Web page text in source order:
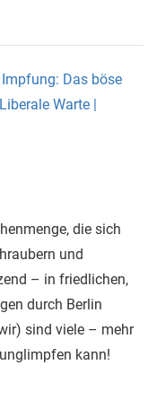
Das böse
Warte |
die sich
und
– in friedlichen,
durch Berlin
sind viele – mehr
kann!